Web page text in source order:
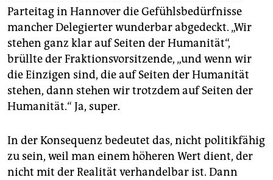
Parteitag in Hannover die Gefühlsbedürfnisse
mancher Delegierter wunderbar abgedeckt. „Wir
stehen ganz klar auf Seiten der Humanität“,
brüllte der Fraktionsvorsitzende, „und wenn wir
die Einzigen sind, die auf Seiten der Humanität
stehen, dann stehen wir trotzdem auf Seiten der
Humanität.“ Ja, super.
In der Konsequenz bedeutet das, nicht politikfähig
zu sein, weil man einem höheren Wert dient, der
nicht mit der Realität verhandelbar ist. Dann